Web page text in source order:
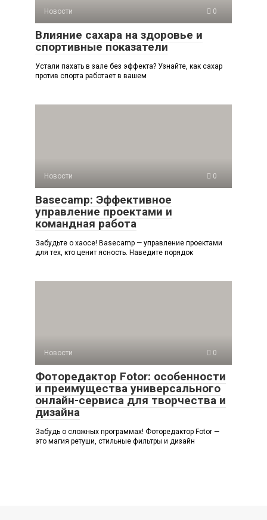
Новости 0
Влияние сахара на здоровье и
спортивные показатели
Устали пахать в зале без эффекта? Узнайте, как сахар
против спорта работает в вашем
Новости 0
Basecamp: Эффективное
управление проектами и
командная работа
Забудьте о хаосе! Basecamp — управление проектами
для тех, кто ценит ясность. Наведите порядок
Новости 0
Фоторедактор Fotor: особенности
и преимущества универсального
онлайн-сервиса для творчества и
дизайна
Забудь о сложных программах! Фоторедактор Fotor —
это магия ретуши, стильные фильтры и дизайн